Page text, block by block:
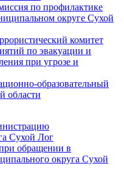
по профилактике
округе Сухой
комитет
по эвакуации и
при угрозе и
образовательный
области
Сухой Лог
обращении в
округа Сухой